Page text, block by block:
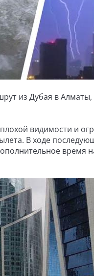
из Дубая в Алматы,
видимости и
В ходе
время